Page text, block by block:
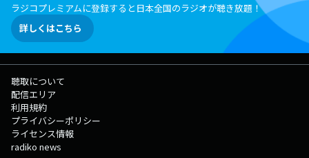
ラジコプレミアムに登録すると日本全国のラジオが聴き放題！
詳しくはこちら
聴取について
配信エリア
利用規約
プライバシーポリシー
ライセンス情報
radiko news